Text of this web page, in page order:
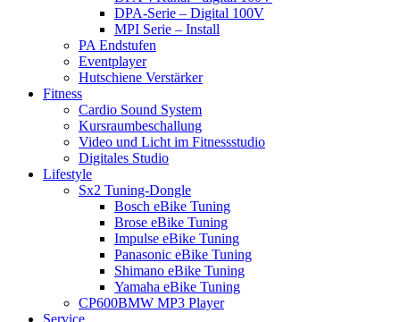
DPA-Serie – Digital 100V
MPI Serie – Install
PA Endstufen
Eventplayer
Hutschiene Verstärker
Fitness
Cardio Sound System
Kursraumbeschallung
Video und Licht im Fitnessstudio
Digitales Studio
Lifestyle
Sx2 Tuning-Dongle
Bosch eBike Tuning
Brose eBike Tuning
Impulse eBike Tuning
Panasonic eBike Tuning
Shimano eBike Tuning
Yamaha eBike Tuning
CP600BMW MP3 Player
Service